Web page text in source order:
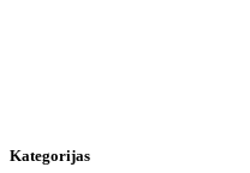
Kategorijas